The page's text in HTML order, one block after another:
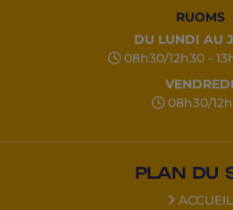
RUOMS
DU LUNDI AU
08h30/12h30 -
VENDREDI
08h30/
PLAN DU
ACCUEIL